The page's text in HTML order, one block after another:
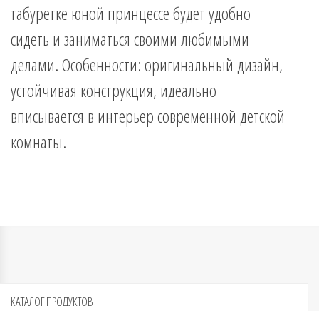
табуретке юной принцессе будет удобно
сидеть и заниматься своими любимыми
делами. Особенности: оригинальный дизайн,
устойчивая конструкция, идеально
вписывается в интерьер современной детской
комнаты.
КАТАЛОГПРОДУКТОВ